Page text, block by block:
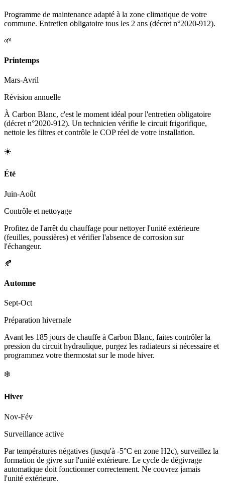
Programme de maintenance adapté à la zone climatique de votre
commune. Entretien obligatoire tous les 2 ans (décret n°2020-912).
🌱
Printemps
Mars-Avril
Révision annuelle
À Carbon Blanc, c'est le moment idéal pour l'entretien obligatoire
(décret n°2020-912). Un technicien vérifie le circuit frigorifique,
nettoie les filtres et contrôle le COP réel de votre installation.
☀️
Été
Juin-Août
Contrôle et nettoyage
Profitez de l'arrêt du chauffage pour nettoyer l'unité extérieure
(feuilles, poussières) et vérifier l'absence de corrosion sur
l'échangeur.
🍂
Automne
Sept-Oct
Préparation hivernale
Avant les 185 jours de chauffe à Carbon Blanc, faites contrôler la
pression du circuit hydraulique, purgez les radiateurs si nécessaire et
programmez votre thermostat sur le mode hiver.
❄️
Hiver
Nov-Fév
Surveillance active
Par températures négatives (jusqu'à -5°C en zone H2c), surveillez la
formation de givre sur l'unité extérieure. Le cycle de dégivrage
automatique doit fonctionner correctement. Ne couvrez jamais
l'unité extérieure.